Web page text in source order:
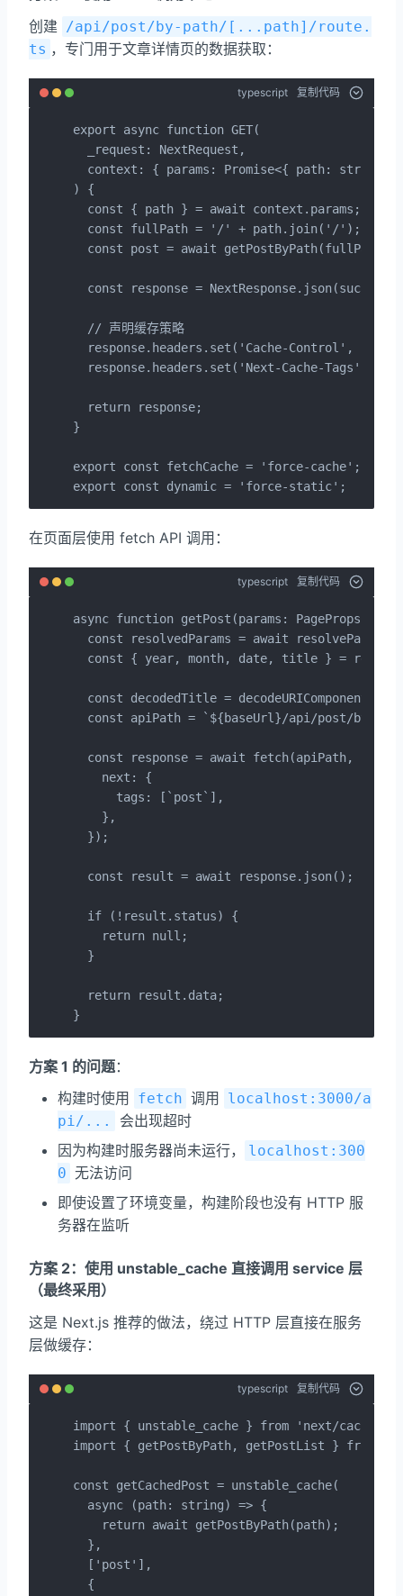
创建 /api/post/by-path/[...path]/route.
ts ，专门用于文章详情页的数据获取：
typescript 复制代码
export async function GET(
  _request: NextRequest,
context: { params: Promise<{ path: string[]
) {
  const { path } = await context.params;
  const fullPath = '/' + path.join('/');
  const post = await getPostByPath(fullPath);
const response =
  // 声明缓存策略
response.headers.set('Cache-Control',
response.headers.set('Next-Cache-Tags',
  return response;
}
export const fetchCache = 'force-cache';
export const dynamic = 'force-static';
在页面层使用 fetch API 调用：
typescript 复制代码
async function getPost(params:
const resolvedParams = await
const { year, month, date, title } =
const decodedTitle =
const apiPath = `${baseUrl}/api/post/by-
  const response = await fetch(apiPath, {
    next: {
      tags: [`post`],
    },
  });
  const result = await response.json();
  if (!result.status) {
    return null;
  }
  return result.data;
}
方案 1 的问题：
构建时使用 fetch 调用 localhost:3000/a
pi/...
会出现超时
因为构建时服务器尚未运行，
localhost:300
0 无法访问
即使设置了环境变量，构建阶段也没有 HTTP 服
务器在监听
方案 2：使用 unstable_cache 直接调用 service 层
（最终采用）
这是 Next.js 推荐的做法，绕过 HTTP 层直接在服务
层做缓存：
typescript 复制代码
import { unstable_cache } from 'next/cache';
import { getPostByPath, getPostList } from
const getCachedPost = unstable_cache(
  async (path: string) => {
    return await getPostByPath(path);
  },
  ['post'],
  {